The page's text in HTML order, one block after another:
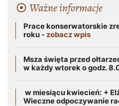
Ważne informacje
Prace konserwatorskie
roku - zobacz wpis
Msza święta przed
w każdy wtorek o godz.
w miesiącu kwiecień: +
Wieczne odpoczywanie